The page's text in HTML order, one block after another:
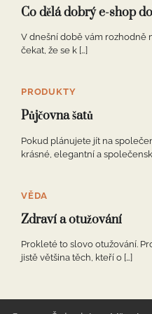
Co dělá dobrý e-shop
V dnešní době vám rozhodně
čekat, že se k […]
PRODUKTY
Půjčovna šatů
Pokud plánujete jít na
krásné, elegantní a
VĚDA
Zdraví a otužování
Prokleté to slovo otužování.
jistě většina těch, kteří o […]